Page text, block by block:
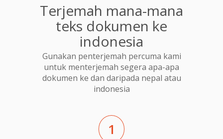
Terjemah mana-mana
teks dokumen ke
indonesia
Gunakan penterjemah percuma kami
untuk menterjemah segera apa-apa
dokumen ke dan daripada nepal atau
indonesia
1